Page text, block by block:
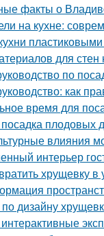
факты о
на кухне:
для стен
по
как
время для
плодовых
влияния
интерьер
хрущевку
дизайну